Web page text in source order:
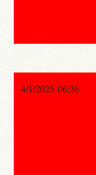
4/1/2025 06:36